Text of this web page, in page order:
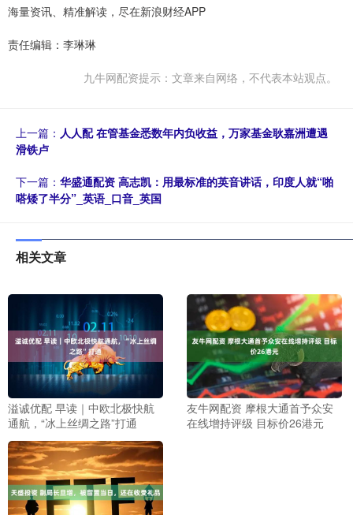
海量资讯、精准解读，尽在新浪财经APP
责任编辑：李琳琳
九牛网配资提示：文章来自网络，不代表本站观点。
上一篇： 人人配 在管基金悉数年内负收益，万家基金耿嘉洲遭遇
滑铁卢
下一篇： 华盛通配资 高志凯：用最标准的英音讲话，印度人就“啪
嗒矮了半分”_英语_口音_英国
相关文章
溢诚优配 早读｜中欧北极快航
通航，“冰上丝绸之路”打通
友牛网配资 摩根大通首予众安
在线增持评级 目标价26港元